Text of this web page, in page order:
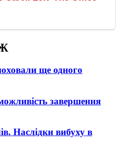
ще одного
завершення
Наслідки вибуху в